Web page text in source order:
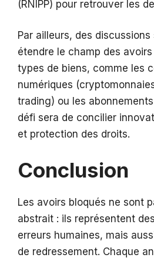
(RNIPP) pour retrouver les
Par ailleurs, des
étendre le champ des avoirs
types de biens, comme les
numériques
trading) ou les
défi sera de concilier
et protection des droits.
Conclusion
Les avoirs bloqués ne sont
abstrait : ils représentent
erreurs humaines, mais
de redressement. Chaque